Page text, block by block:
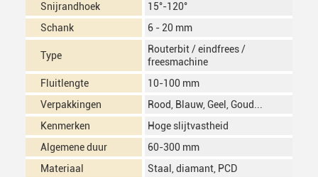
Snijrandhoek
15°-120°
Schank
6 - 20 mm
Type
Routerbit / eindfrees /
freesmachine
Fluitlengte
10-100 mm
Verpakkingen
Rood, Blauw, Geel, Goud...
Kenmerken
Hoge slijtvastheid
Algemene duur
60-300 mm
Materiaal
Staal, diamant, PCD